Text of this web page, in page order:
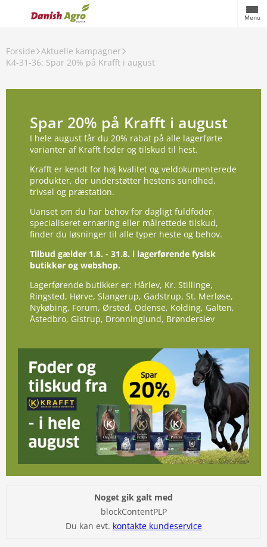
Menu
Forside Aktuelle kampagner
K4-31-36: Spar 20% på Krafft i august
Spar 20% på Krafft i august
I hele august får du 20% rabat på alle lagerførte
varianter af Krafft foder og tilskud til hest.
Krafft er kendt for høj kvalitet og veldokumenterede
produkter, der understøtter hestens sundhed,
trivsel og præstation.
Uanset om du har behov for dagligt fuldfoder,
specialiseret ernæring eller målrettede tilskud,
finder du løsninger til alle typer heste og behov.
Tilbud gælder 1.8. - 31.8. i lagerførende fysisk
butikker og webshop.
Lagerførende butikker er: Hårlev, Kr. Stillinge,
Ringsted, Hørve, Slangerup, Gadstrup, St. Merløse,
Nykøbing, Forum, Ørsted, Odense, Kolding, Galten,
Åstedbro, Gistrup, Dronninglund, Brønderslev
Noget gik galt med
blockContentPLP
Du kan evt. kontakte kundeservice